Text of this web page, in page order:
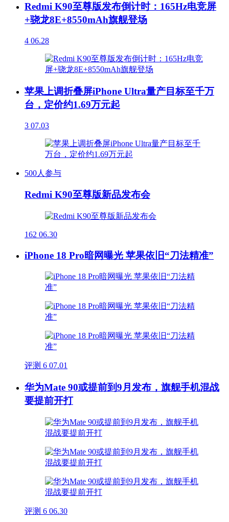
Redmi K90至尊版发布倒计时：165Hz电竞屏
+骁龙8E+8550mAh旗舰登场
4 06.28
苹果上调折叠屏iPhone Ultra量产目标至千万
台，定价约1.69万元起
3 07.03
500人参与
Redmi K90至尊版新品发布会
162 06.30
iPhone 18 Pro暗网曝光 苹果依旧“刀法精准”
评测 6 07.01
华为Mate 90或提前到9月发布，旗舰手机混战
要提前开打
评测 6 06.30